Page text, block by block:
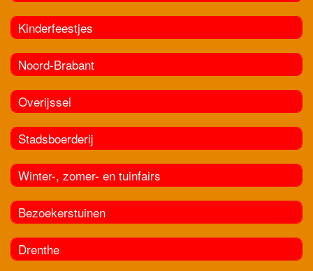
Kinderfeestjes
Noord-Brabant
Overijssel
Stadsboerderij
Winter-, zomer- en tuinfairs
Bezoekerstuinen
Drenthe